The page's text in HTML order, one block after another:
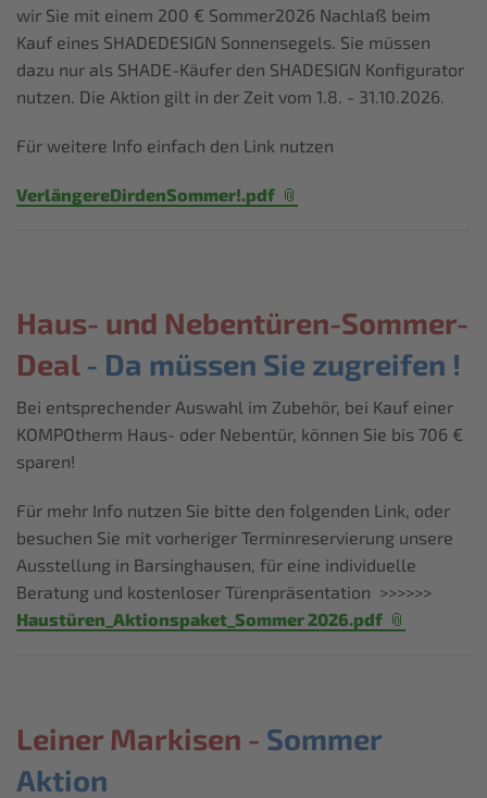
wir Sie mit einem 200 € Sommer2026 Nachlaß beim
Kauf eines SHADEDESIGN Sonnensegels. Sie müssen
dazu nur als SHADE-Käufer den SHADESIGN Konfigurator
nutzen. Die Aktion gilt in der Zeit vom 1.8. - 31.10.2026.
Für weitere Info einfach den Link nutzen
VerlängereDirdenSommer!.pdf
Haus- und Nebentüren-Sommer-
Deal- Da müssen Sie zugreifen !
Bei entsprechender Auswahl im Zubehör, bei Kauf einer
KOMPOtherm Haus- oder Nebentür, können Sie bis 706 €
sparen!
Für mehr Info nutzen Sie bitte den folgenden Link, oder
besuchen Sie mit vorheriger Terminreservierung unsere
Ausstellung in Barsinghausen, für eine individuelle
Beratung und kostenloser Türenpräsentation >>>>>>
Haustüren_Aktionspaket_Sommer 2026.pdf
Leiner Markisen - Sommer
Aktion